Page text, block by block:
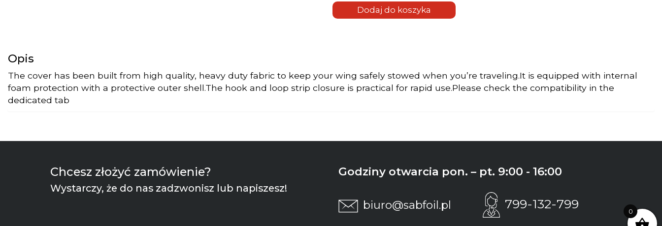
Front
Wing I -
Dodaj do koszyka
Opis
The cover has been built from high quality, heavy duty fabric to keep your wing safely stowed when you’re traveling.It is equipped with internal
foam protection with a protective outer shell.The hook and loop strip closure is practical for rapid use.Please check the compatibility in the
dedicated tab
Chcesz złożyć zamówienie?
Wystarczy, że do nas zadzwonisz lub napiszesz!
Godziny otwarcia pon. – pt. 9:00 - 16:00
biuro@sabfoil.pl 799-132-799
0